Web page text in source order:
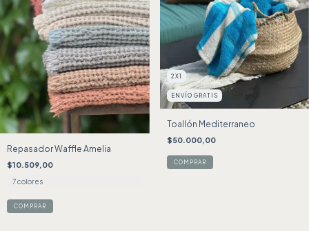
Repasador Waffle Amelia
$10.509,00
7 colores
COMPRAR
2X1
ENVÍO GRATIS
Toallón Mediterraneo
$50.000,00